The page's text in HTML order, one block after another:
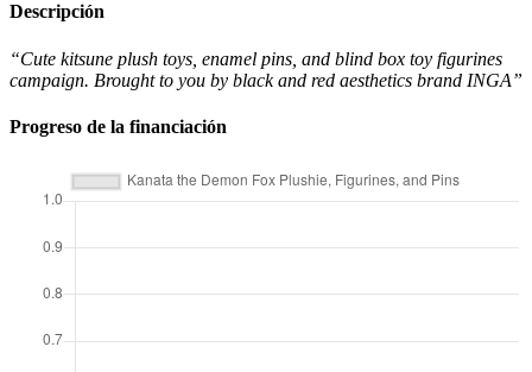
Descripción
“Cute kitsune plush toys, enamel pins, and blind box toy figurines
campaign. Brought to you by black and red aesthetics brand INGA”
Progreso de la financiación